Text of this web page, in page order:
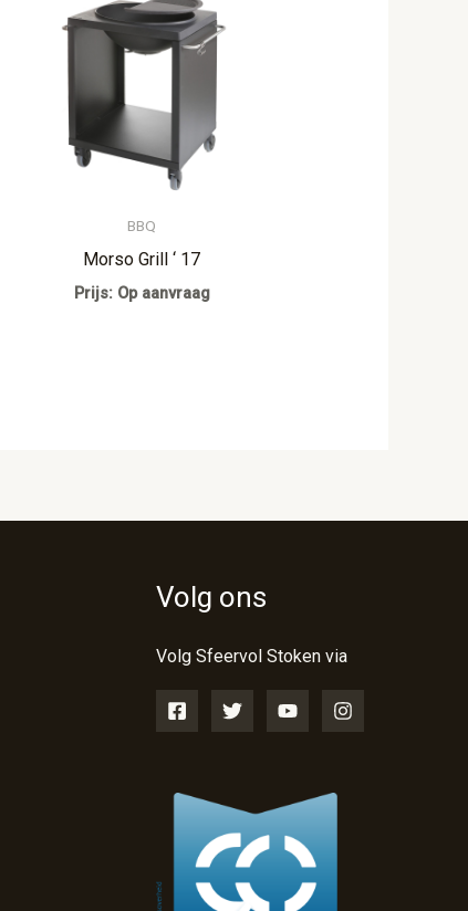
BBQ
Morso Grill ‘ 17
Prijs: Op aanvraag
Volg ons
Volg Sfeervol Stoken via